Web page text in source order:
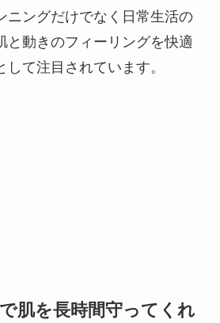
ニングだけでなく日常生活の
と動きのフィーリングを快適
て注目されています。
肌を長時間守ってくれ